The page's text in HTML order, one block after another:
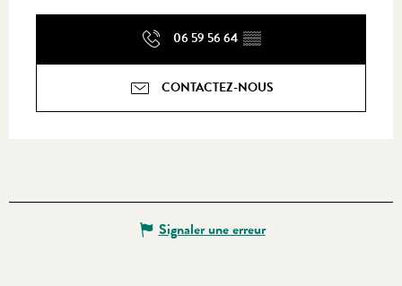
06 59 56 64 ▒▒
CONTACTEZ-NOUS
Signaler une erreur